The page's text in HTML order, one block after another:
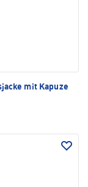
mit Kapuze